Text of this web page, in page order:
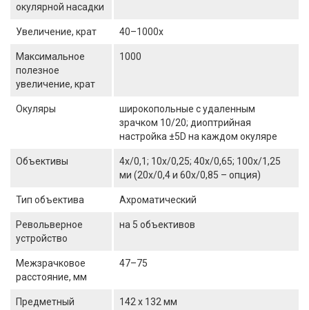
окулярной насадки
Увеличение, крат 40–1000х
Максимальное
полезное
увеличение, крат
1000
Окуляры
широкопольные с удаленным
зрачком 10/20; диоптрийная
настройка ±5D на каждом окуляре
Объективы
4x/0,1; 10x/0,25; 40x/0,65; 100x/1,25
ми (20х/0,4 и 60х/0,85 – опция)
Тип объектива Ахроматический
Револьверное
устройство
на 5 объективов
Межзрачковое
расстояние, мм
47–75
Предметный 142 x 132 мм